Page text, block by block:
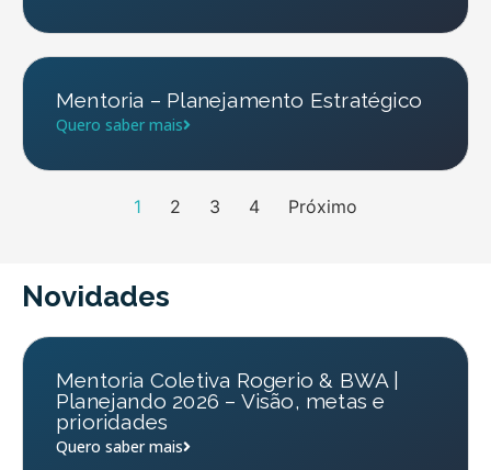
Mentoria – Planejamento Estratégico
Quero saber mais
1 2 3 4 Próximo
Novidades
Mentoria Coletiva Rogerio & BWA |
Planejando 2026 – Visão, metas e
prioridades
Quero saber mais